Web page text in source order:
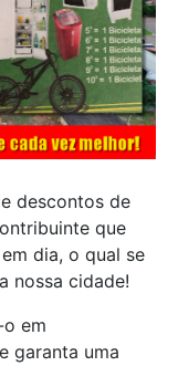
descontos de
que
dia, o qual se
nossa cidade!
em
garanta uma